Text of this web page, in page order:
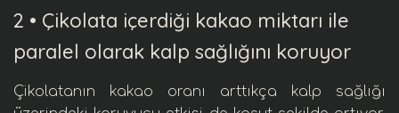
2 • Çikolata içerdiği kakao miktarı ile
paralel olarak kalp sağlığını koruyor
Çikolatanın kakao oranı arttıkça kalp sağlığı